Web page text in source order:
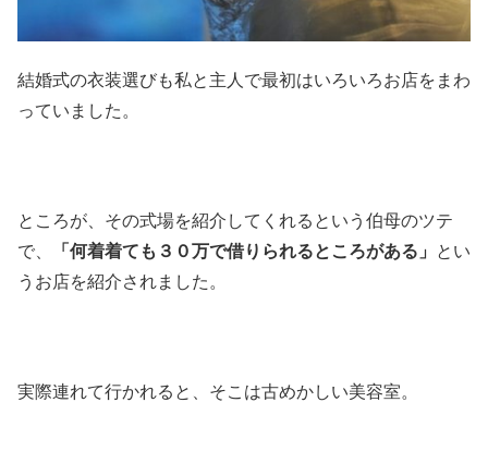
結婚式の衣装選びも私と主人で最初はいろいろお店をまわ
っていました。
ところが、その式場を紹介してくれるという伯母のツテ
で、
「何着着ても３０万で借りられるところがある」
とい
うお店を紹介されました。
実際連れて行かれると、そこは古めかしい美容室。